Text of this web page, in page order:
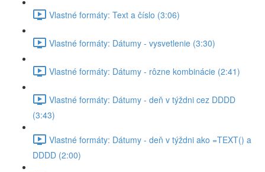
Vlastné formáty: Text a číslo (3:06)
Vlastné formáty: Dátumy - vysvetlenie (3:30)
Vlastné formáty: Dátumy - rôzne kombinácie (2:41)
Vlastné formáty: Dátumy - deň v týždni cez DDDD
(3:43)
Vlastné formáty: Dátumy - deň v týždni ako =TEXT() a
DDDD (2:00)